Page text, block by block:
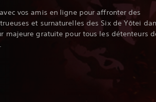
vos amis en ligne pour affronter des
et surnaturelles des Six de Yōtei
majeure gratuite pour tous les détenteurs